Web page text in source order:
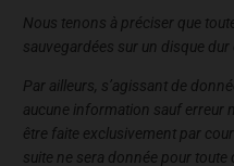
Nous tenons à préciser que
sauvegardées sur un disque dur
Par ailleurs, s’agissant de
aucune information sauf erreur
être faite exclusivement par
suite ne sera donnée pour